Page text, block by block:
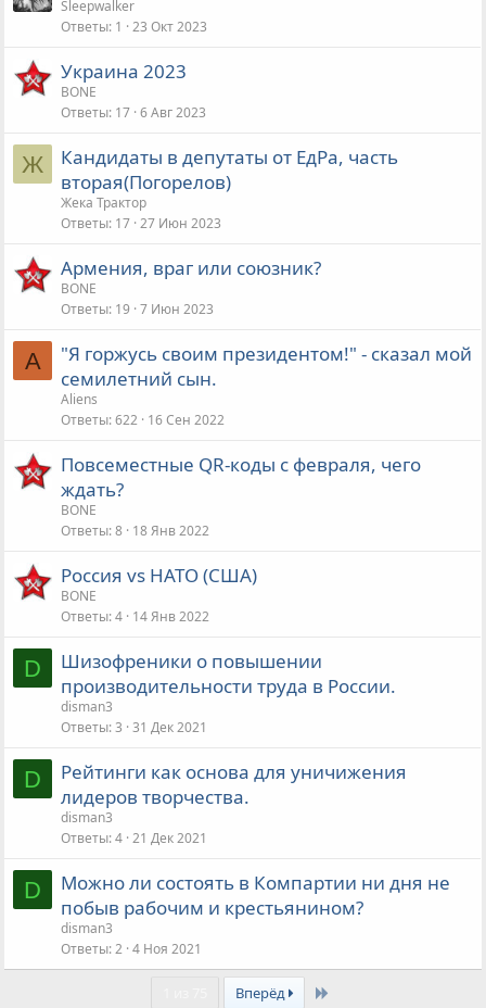
Sleepwalker
Ответы 1 23 Окт 2023
Украина 2023
BONE
Ответы 17 6 Авг 2023
Ж
Кандидаты в депутаты от ЕдРа, часть
вторая(Погорелов)
Жека Трактор
Ответы 17 27 Июн 2023
Армения, враг или союзник?
BONE
Ответы 19 7 Июн 2023
A
"Я горжусь своим президентом!" - сказал мой
семилетний сын.
Aliens
Ответы 622 16 Сен 2022
Повсеместные QR-коды с февраля, чего
ждать?
BONE
Ответы 8 18 Янв 2022
Россия vs НАТО (США)
BONE
Ответы 4 14 Янв 2022
D
Шизофреники о повышении
производительности труда в России.
disman3
Ответы 3 31 Дек 2021
D
Рейтинги как основа для уничижения
лидеров творчества.
disman3
Ответы 4 21 Дек 2021
D
Можно ли состоять в Компартии ни дня не
побыв рабочим и крестьянином?
disman3
Ответы 2 4 Ноя 2021
Вперёд